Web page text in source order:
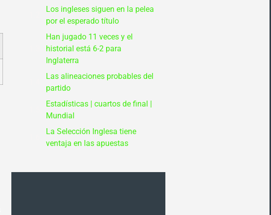
Los ingleses siguen en la pelea
por el esperado título
Han jugado 11 veces y el
historial está 6-2 para
Inglaterra
Las alineaciones probables del
partido
Estadísticas | cuartos de final |
Mundial
La Selección Inglesa tiene
ventaja en las apuestas